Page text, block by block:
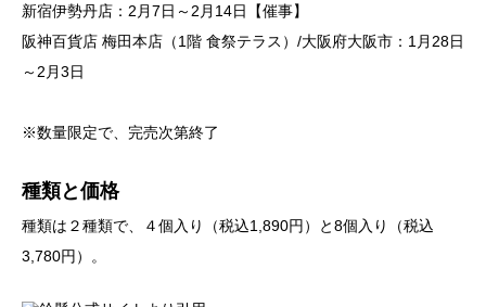
新宿伊勢丹店：2月7日～2月14日【催事】
阪神百貨店 梅田本店（1階 食祭テラス）/大阪府大阪市：1月28日
～2月3日
※数量限定で、完売次第終了
種類と価格
種類は２種類で、４個入り（税込1,890円）と8個入り（税込
3,780円）。